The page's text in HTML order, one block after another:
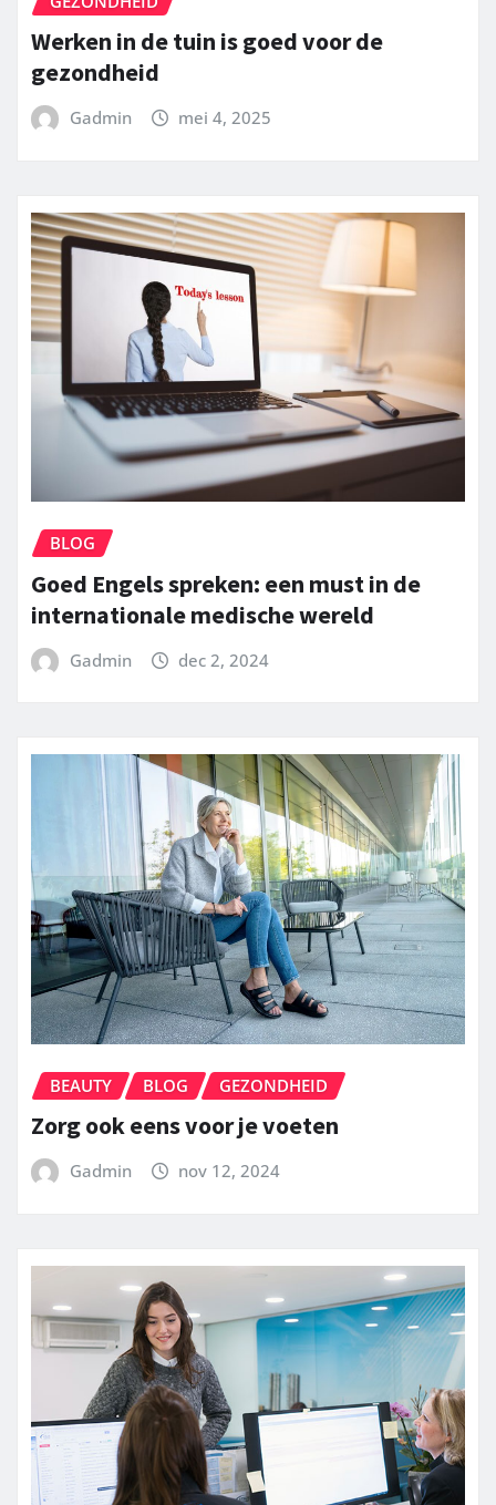
Werken in de tuin is goed voor de
gezondheid
Gadmin mei 4, 2025
BLOG
Goed Engels spreken: een must in de
internationale medische wereld
Gadmin dec 2, 2024
BEAUTY BLOG GEZONDHEID
Zorg ook eens voor je voeten
Gadmin nov 12, 2024